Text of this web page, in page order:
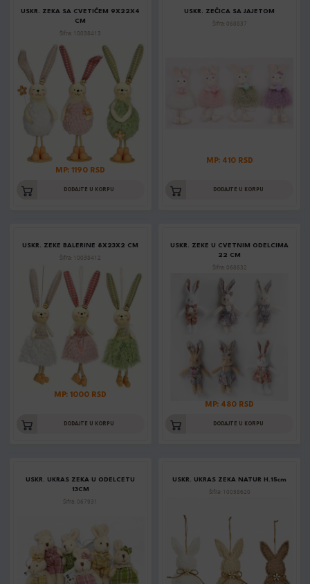
USKR. ZEKA SA CVETIĆEM 9X22X4
CM
Šifra: 10038413
MP: 1190 RSD
DODAJTE U KORPU
USKR. ZEČICA SA JAJETOM
Šifra: 068837
MP: 410 RSD
DODAJTE U KORPU
USKR. ZEKE BALERINE 8X23X2 CM
Šifra: 10038412
MP: 1000 RSD
DODAJTE U KORPU
USKR. ZEKE U CVETNIM ODELCIMA
22 CM
Šifra: 068632
MP: 480 RSD
DODAJTE U KORPU
USKR. UKRAS ZEKA U ODELCETU
13CM
Šifra: 067931
USKR. UKRAS ZEKA NATUR H.15cm
Šifra: 10038620